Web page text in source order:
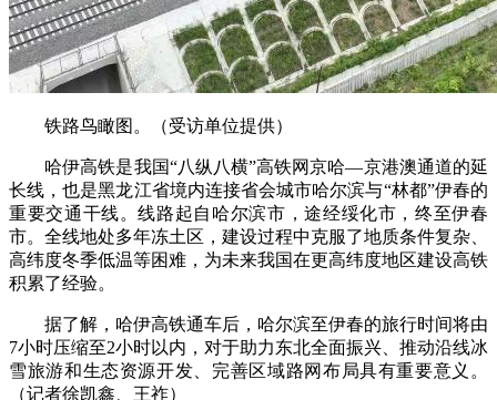
铁路鸟瞰图。（受访单位提供）
哈伊高铁是我国“八纵八横”高铁网京哈—京港澳通道的延
长线，也是黑龙江省境内连接省会城市哈尔滨与“林都”伊春的
重要交通干线。线路起自哈尔滨市，途经绥化市，终至伊春
市。全线地处多年冻土区，建设过程中克服了地质条件复杂、
高纬度冬季低温等困难，为未来我国在更高纬度地区建设高铁
积累了经验。
据了解，哈伊高铁通车后，哈尔滨至伊春的旅行时间将由
7小时压缩至2小时以内，对于助力东北全面振兴、推动沿线冰
雪旅游和生态资源开发、完善区域路网布局具有重要意义。
（记者徐凯鑫、王祚）